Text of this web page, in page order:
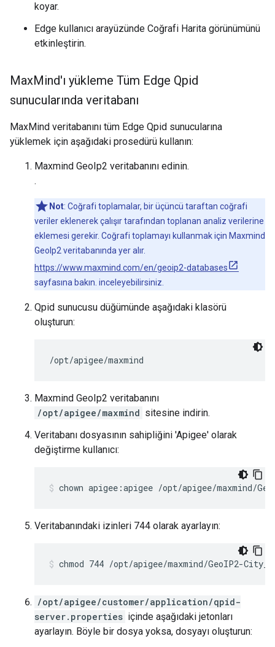
koyar.
Edge kullanıcı arayüzünde Coğrafi Harita görünümünü
etkinleştirin.
MaxMind'ı yükleme Tüm Edge Qpid
sunucularında veritabanı
MaxMind veritabanını tüm Edge Qpid sunucularına
yüklemek için aşağıdaki prosedürü kullanın:
Maxmind GeoIp2 veritabanını edinin.
.
Not: Coğrafi toplamalar, bir üçüncü taraftan coğrafi
veriler eklenerek çalışır tarafından toplanan analiz verilerine
eklemesi gerekir. Coğrafi toplamayı kullanmak için Maxmind
GeoIp2 veritabanında yer alır.
https://www.maxmind.com/en/geoip2-databases
sayfasına bakın. inceleyebilirsiniz.
Qpid sunucusu düğümünde aşağıdaki klasörü
oluşturun:
/opt/apigee/maxmind
Maxmind GeoIp2 veritabanını
/opt/apigee/maxmind sitesine indirin.
Veritabanı dosyasının sahipliğini 'Apigee' olarak
değiştirme kullanıcı:
chown apigee:apigee /opt/apigee/maxmind/
Veritabanındaki izinleri 744 olarak ayarlayın:
chmod 744 /opt/apigee/maxmind/GeoIP2-
/opt/apigee/customer/application/qpid-
server.properties içinde aşağıdaki jetonları
ayarlayın. Böyle bir dosya yoksa, dosyayı oluşturun: